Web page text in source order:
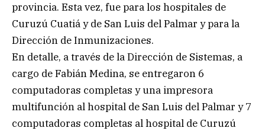
provincia. Esta vez, fue para los hospitales de
Curuzú Cuatiá y de San Luis del Palmar y para la
Dirección de Inmunizaciones.
En detalle, a través de la Dirección de Sistemas, a
cargo de Fabián Medina, se entregaron 6
computadoras completas y una impresora
multifunción al hospital de San Luis del Palmar y 7
computadoras completas al hospital de Curuzú